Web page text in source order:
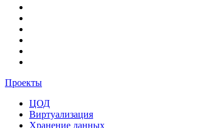
Проекты
ЦОД
Виртуализация
Хранение данных